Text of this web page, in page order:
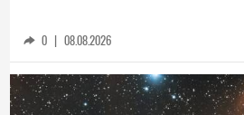
0 | 08.08.2026